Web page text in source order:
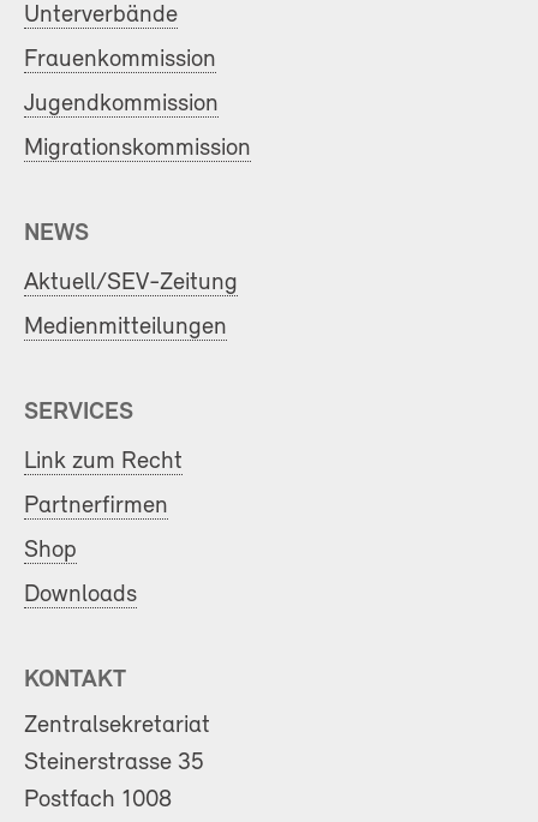
Unterverbände
Frauenkommission
Jugendkommission
Migrationskommission
NEWS
Aktuell/SEV-Zeitung
Medienmitteilungen
SERVICES
Link zum Recht
Partnerfirmen
Shop
Downloads
KONTAKT
Zentralsekretariat
Steinerstrasse 35
Postfach 1008